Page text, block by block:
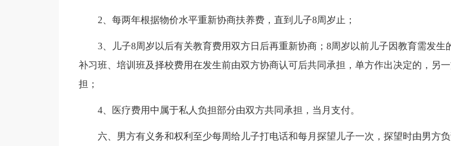
2、每两年根据物价水平重新协商扶养费，直到儿子8周岁止；
3、儿子8周岁以后有关教育费用双方日后再重新协商；8周岁以前儿子因教育需发生
补习班、培训班及择校费用在发生前由双方协商认可后共同承担，单方作出决定的，另
担；
4、医疗费用中属于私人负担部分由双方共同承担，当月支付。
六、男方有义务和权利至少每周给儿子打电话和每月探望儿子一次，探望时由男方